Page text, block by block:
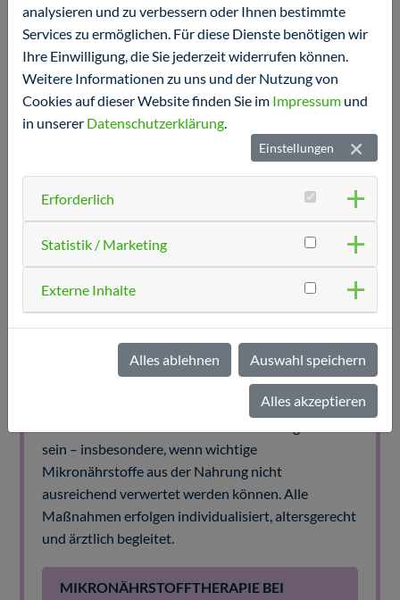
schützenden zu potentiell ungünstigen Keimen. Sie
kann auch Hinweise auf Entzündungsaktivitäten
und eine Schleimhautbelastung geben. Die
Befundung erfolgt immer altersabhängig und je
nach Symptomen. Ein einzelner Wert ist nicht
entscheidend- wichtig ist das Gesamtbild.
Therapiebausteine: Prä-/Probiotika und ggf.
ergänzende Mikronährstoffe
Eine speziell auf die individuellen Bedürfnisse
abgestimmte Therapie mit Prä- und Probiotika
kann helfen, das Darmgleichgewicht
auch eine dauerhafte Ernährungsanpassung
empfehlenswert. Bei bestimmten
Darmerkrankungen kann ergänzend eine
sein – insbesondere, wenn wichtige
Mikronährstoffe aus der Nahrung nicht
ausreichend verwertet werden können. Alle
Maßnahmen erfolgen individualisiert, altersgerecht
und ärztlich begleitet.
MIKRONÄHRSTOFFTHERAPIE BEI
analysieren und zu verbessern oder Ihnen bestimmte
Services zu ermöglichen. Für diese Dienste benötigen wir
Ihre Einwilligung, die Sie jederzeit widerrufen können.
Weitere Informationen zu uns und der Nutzung von
Cookies auf dieser Website finden Sie im Impressum und
in unserer Datenschutzerklärung.
Einstellungen
Erforderlich
Statistik / Marketing
Externe Inhalte
Alles ablehnen Auswahl speichern
Alles akzeptieren